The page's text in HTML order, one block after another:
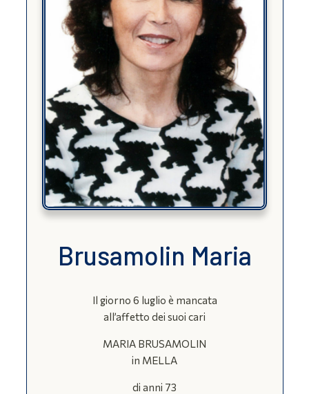
Brusamolin Maria
Il giorno 6 luglio è mancata
all’affetto dei suoi cari
MARIA BRUSAMOLIN
in MELLA
di anni 73